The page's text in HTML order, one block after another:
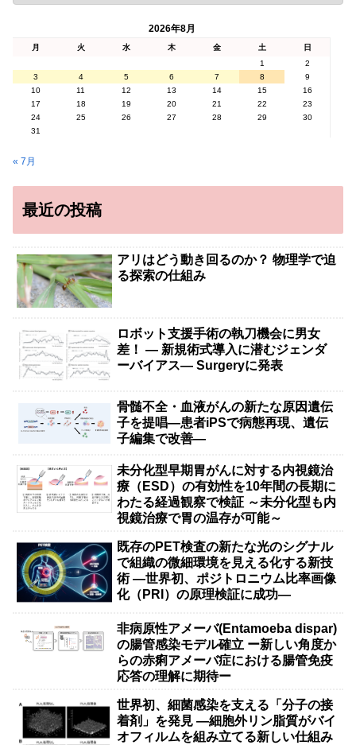
2026年8月
月 火 水 木 金 土
日
1
2
3
4 5 6 7 8
9
10
11 12 13 14 15
16
17
18 19 20 21 22
23
24
25 26 27 28 29
30
31
« 7月
最近の投稿
アリはどう動き回るのか？ 物理学で迫
る探索の仕組み
ロボット支援手術の執刀機会に男女
差！ — 新規術式導入に潜むジェンダ
ーバイアス— Surgeryに発表
骨髄不全・血液がんの新たな原因遺伝
子を提唱―患者iPSで病態再現、遺伝
子編集で改善―
未分化型早期胃がんに対する内視鏡治
療（ESD）の有効性を10年間の長期に
わたる経過観察で検証 ～未分化型も内
視鏡治療で胃の温存が可能～
既存のPET検査の新たな光のシグナル
で組織の微細環境を見える化する新技
術 ―世界初、ポジトロニウム比率画像
化（PRI）の原理検証に成功―
非病原性アメーバ(Entamoeba dispar)
の腸管感染モデル確立 ー新しい角度か
らの赤痢アメーバ症における腸管免疫
応答の理解に期待ー
世界初、細菌感染を支える「分子の接
着剤」を発見 ―細胞外リン脂質がバイ
オフィルムを組み立てる新しい仕組み